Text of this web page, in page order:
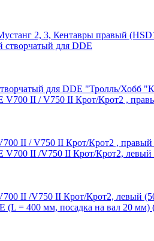
2, 3, Кентавры правый
для DDE "Тролль/Хобб
II / V750 II Крот/Крот2 ,
II /V750 II Крот/Крот2, левый